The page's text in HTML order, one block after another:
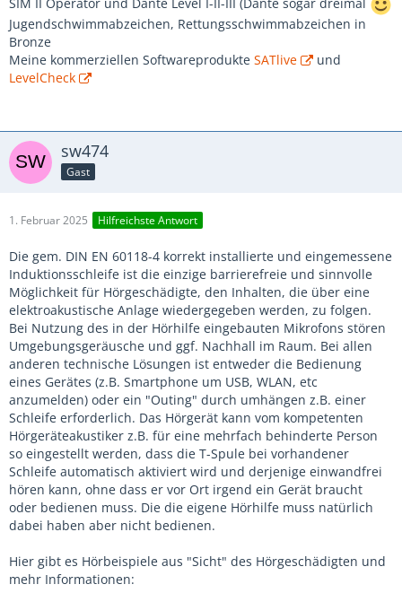
Jugendschwimmabzeichen, Rettungsschwimmabzeichen in
Bronze
Meine kommerziellen Softwareprodukte SATlive
und
LevelCheck
sw474
Gast
1. Februar 2025 Hilfreichste Antwort
Die gem. DIN EN 60118-4 korrekt installierte und eingemessene
Induktionsschleife ist die einzige barrierefreie und sinnvolle
Möglichkeit für Hörgeschädigte, den Inhalten, die über eine
elektroakustische Anlage wiedergegeben werden, zu folgen.
Bei Nutzung des in der Hörhilfe eingebauten Mikrofons stören
Umgebungsgeräusche und ggf. Nachhall im Raum. Bei allen
anderen technische Lösungen ist entweder die Bedienung
eines Gerätes (z.B. Smartphone um USB, WLAN, etc
anzumelden) oder ein "Outing" durch umhängen z.B. einer
Schleife erforderlich. Das Hörgerät kann vom kompetenten
Hörgeräteakustiker z.B. für eine mehrfach behinderte Person
so eingestellt werden, dass die T-Spule bei vorhandener
Schleife automatisch aktiviert wird und derjenige einwandfrei
hören kann, ohne dass er vor Ort irgend ein Gerät braucht
oder bedienen muss. Die die eigene Hörhilfe muss natürlich
dabei haben aber nicht bedienen.
Hier gibt es Hörbeispiele aus "Sicht" des Hörgeschädigten und
mehr Informationen: